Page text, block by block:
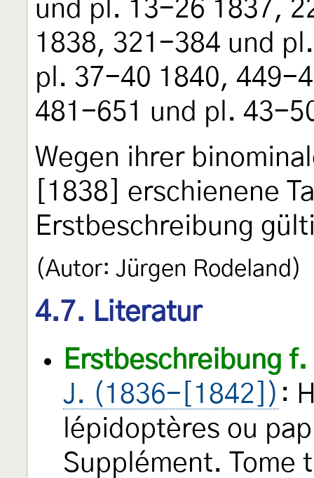
und pl. 13-26 1837,
1838, 321-384 und
pl. 37-40 1840, 449-
481-651 und pl. 43-
Wegen ihrer
[1838] erschienene
Erstbeschreibung
(Autor: Jürgen Rodeland)
4.7. Literatur
Erstbeschreibung
J. (1836-[1842]) :
lépidoptères ou
Supplément. Tome